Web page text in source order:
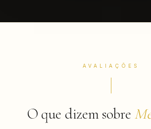
AVALIAÇÕES
O que dizem sobre